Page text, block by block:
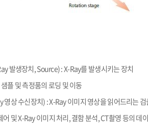
발생장치, Source) : X-Ray를 발생시키는 장치
플 및 측정품의 로딩 및 이동
영상 수신장치) : X-Ray 이미지 영상을 읽어드리는
및 X-Ray 이미지 처리, 결함 분석, CT촬영 등의 데